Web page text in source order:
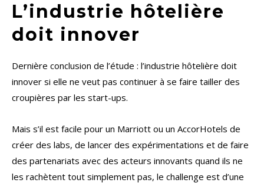
L’industrie hôtelière
doit innover
Dernière conclusion de l’étude : l’industrie hôtelière doit
innover si elle ne veut pas continuer à se faire tailler des
croupières par les start-ups.
Mais s’il est facile pour un Marriott ou un AccorHotels de
créer des labs, de lancer des expérimentations et de faire
des partenariats avec des acteurs innovants quand ils ne
les rachètent tout simplement pas, le challenge est d’une